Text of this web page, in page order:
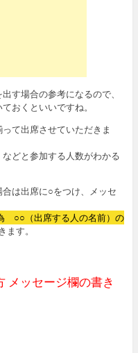
す場合の参考になるので、
おくといいですね。
て出席させていただきま
どと参加する人数がわかる
は出席に○をつけ、メッセ
○○（出席する人の名前）の
ます。
メッセージ欄の書き